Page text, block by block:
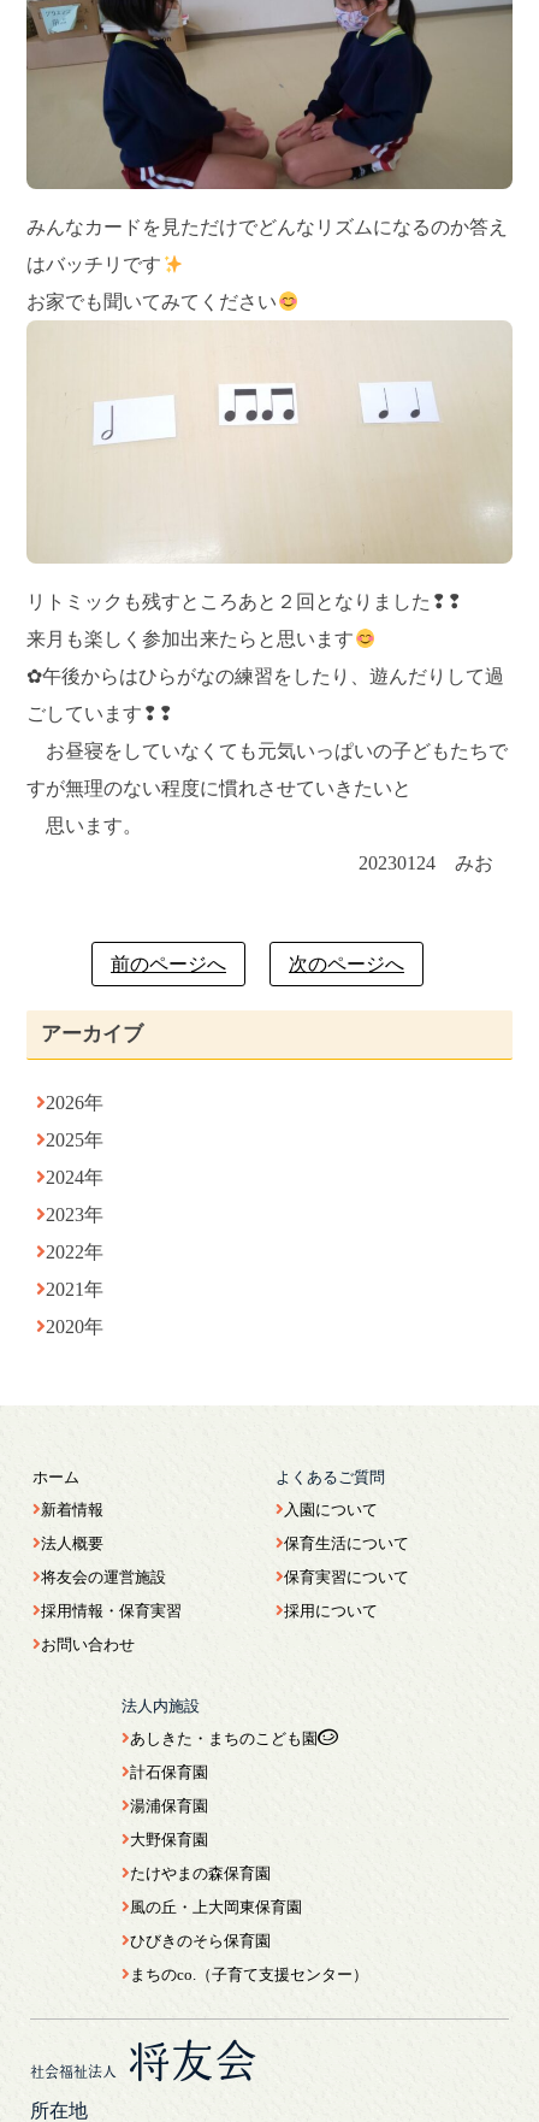
アーカイブ
2026年
2025年
2024年
2023年
2022年
2021年
2020年
みんなカードを見ただけでどんなリズムになるのか答え
はバッチリです
お家でも聞いてみてください
リトミックも残すところあと２回となりました❢❢
来月も楽しく参加出来たらと思います
✿午後からはひらがなの練習をしたり、遊んだりして過
ごしています❢❢
お昼寝をしていなくても元気いっぱいの子どもたちで
すが無理のない程度に慣れさせていきたいと
思います。
20230124 みお
前のページへ 次のページへ
社会福祉法人 将友会
所在地
ホーム
新着情報
法人概要
将友会の運営施設
採用情報・保育実習
お問い合わせ
よくあるご質問
入園について
保育生活について
保育実習について
採用について
法人内施設
あしきた・まちのこども園
計石保育園
湯浦保育園
大野保育園
たけやまの森保育園
風の丘・上大岡東保育園
ひびきのそら保育園
まちのco.（子育て支援センター）